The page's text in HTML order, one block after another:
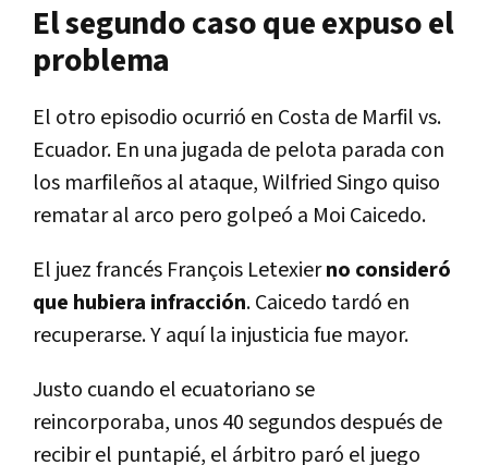
El segundo caso que expuso el
problema
El otro episodio ocurrió en Costa de Marfil vs.
Ecuador. En una jugada de pelota parada con
los marfileños al ataque, Wilfried Singo quiso
rematar al arco pero golpeó a Moi Caicedo.
El juez francés François Letexierno consideró
que hubiera infracción. Caicedo tardó en
recuperarse. Y aquí la injusticia fue mayor.
Justo cuando el ecuatoriano se
reincorporaba, unos 40 segundos después de
recibir el puntapié, el árbitro paró el juego